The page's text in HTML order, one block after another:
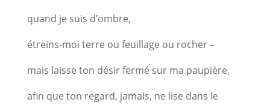
quand je suis d’ombre,
étreins-moi terre ou feuillage ou rocher –
mais laisse ton désir fermé sur ma paupière,
afin que ton regard, jamais, ne lise dans le